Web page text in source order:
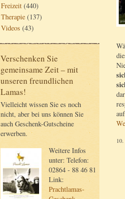
Freizeit (440)
Therapie (137)
Videos (43)
Verschenken Sie
gemeinsame Zeit – mit
unseren freundlichen
Lamas!
Vielleicht wissen Sie es noch
nicht, aber bei uns können Sie
auch Geschenk-Gutscheine
erwerben.
Weitere Infos
unter: Telefon:
02864 - 88 46 81
Link:
Prachtlamas-